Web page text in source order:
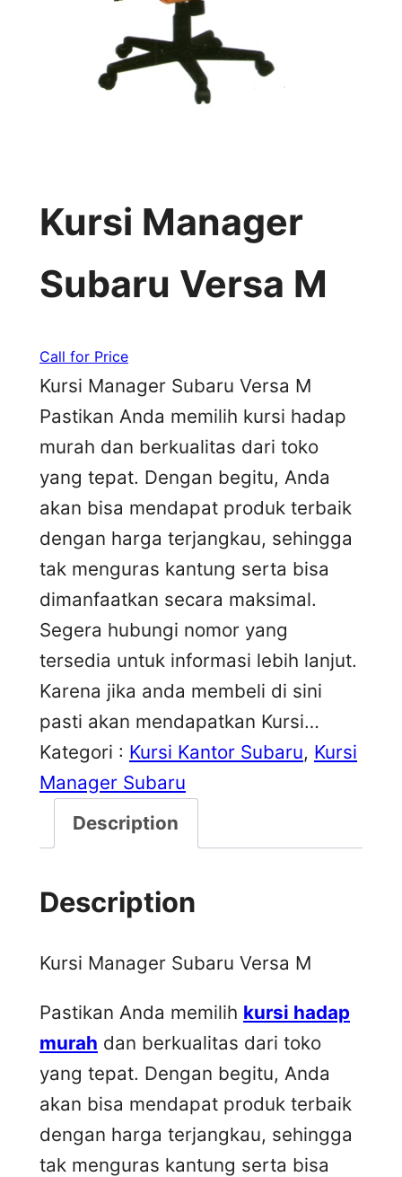
Kursi Manager
Subaru Versa M
Call for Price
Kursi Manager Subaru Versa M
Pastikan Anda memilih kursi hadap
murah dan berkualitas dari toko
yang tepat. Dengan begitu, Anda
akan bisa mendapat produk terbaik
dengan harga terjangkau, sehingga
tak menguras kantung serta bisa
dimanfaatkan secara maksimal.
Segera hubungi nomor yang
tersedia untuk informasi lebih lanjut.
Karena jika anda membeli di sini
pasti akan mendapatkan Kursi…
Kategori : Kursi Kantor Subaru, Kursi
Manager Subaru
Description
Description
Kursi Manager Subaru Versa M
Pastikan Anda memilih kursi hadap
murah dan berkualitas dari toko
yang tepat. Dengan begitu, Anda
akan bisa mendapat produk terbaik
dengan harga terjangkau, sehingga
tak menguras kantung serta bisa